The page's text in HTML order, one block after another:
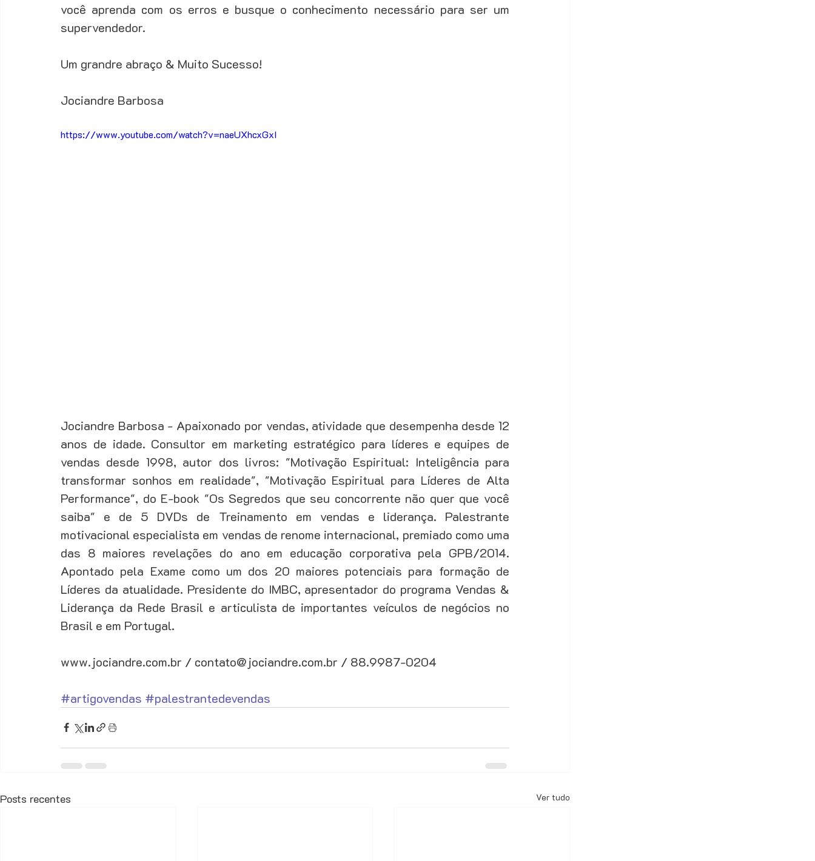
você aprenda com os erros e busque o conhecimento necessário para ser um
supervendedor.
Um grandre abraço & Muito Sucesso!
Jociandre Barbosa
https://www.youtube.com/watch?v=naeUXhcxGxI
Jociandre Barbosa - Apaixonado por vendas, atividade que desempenha desde 12
anos de idade. Consultor em marketing estratégico para líderes e equipes de
vendas desde 1998, autor dos livros: "Motivação Espiritual: Inteligência para
transformar sonhos em realidade", "Motivação Espiritual para Líderes de Alta
Performance", do E-book "Os Segredos que seu concorrente não quer que você
saiba" e de 5 DVDs de Treinamento em vendas e liderança. Palestrante
motivacional especialista em vendas de renome internacional, premiado como uma
das 8 maiores revelações do ano em educação corporativa pela GPB/2014.
Apontado pela Exame como um dos 20 maiores potenciais para formação de
Líderes da atualidade. Presidente do IMBC, apresentador do programa Vendas &
Liderança da Rede Brasil e articulista de importantes veículos de negócios no
Brasil e em Portugal.
www.jociandre.com.br / contato@jociandre.com.br / 88.9987-0204
#artigovendas #palestrantedevendas
Posts recentes Ver tudo